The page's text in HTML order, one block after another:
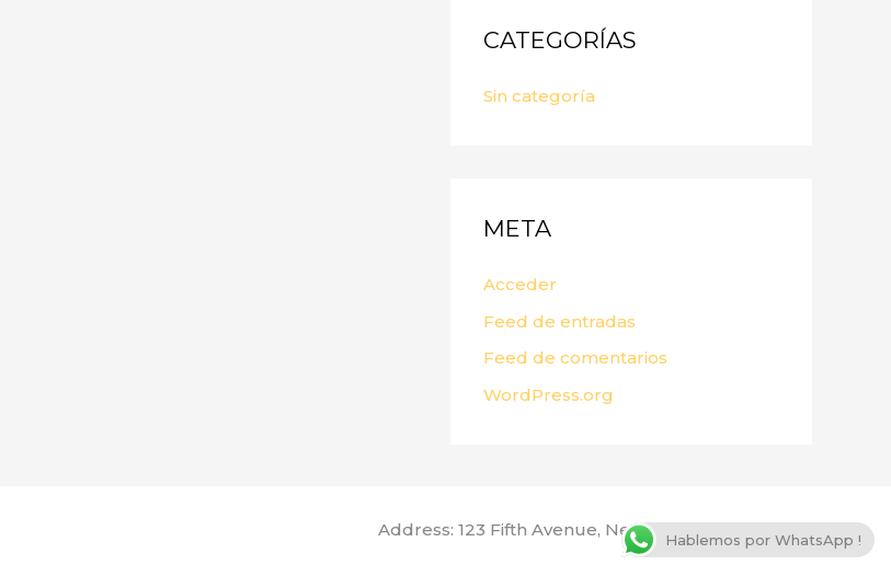
CATEGORÍAS
Sin categoría
META
Acceder
Feed de entradas
Feed de comentarios
WordPress.org
Address: 123 Fifth Avenue, New York, NY 10160, USA
Hablemos por WhatsApp !